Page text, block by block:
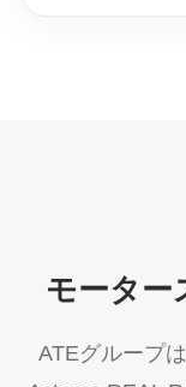
モーター
ATEグループ